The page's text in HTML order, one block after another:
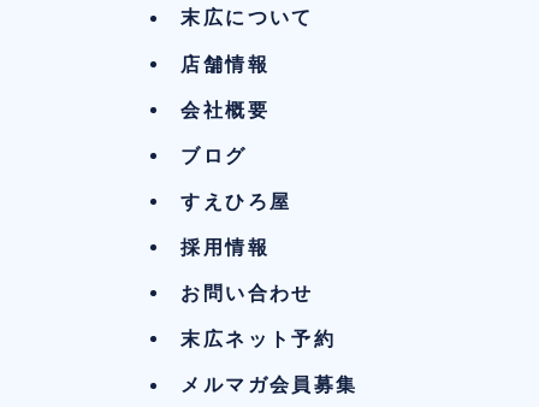
末広について
店舗情報
会社概要
ブログ
すえひろ屋
採用情報
お問い合わせ
末広ネット予約
メルマガ会員募集